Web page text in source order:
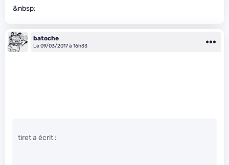
&nbsp;
batoche
Le 09/03/2017 à 16h33
tiret a écrit :